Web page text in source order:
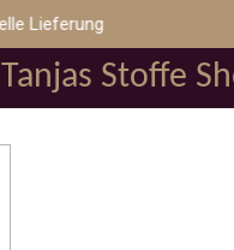
Tanjas Stoffe